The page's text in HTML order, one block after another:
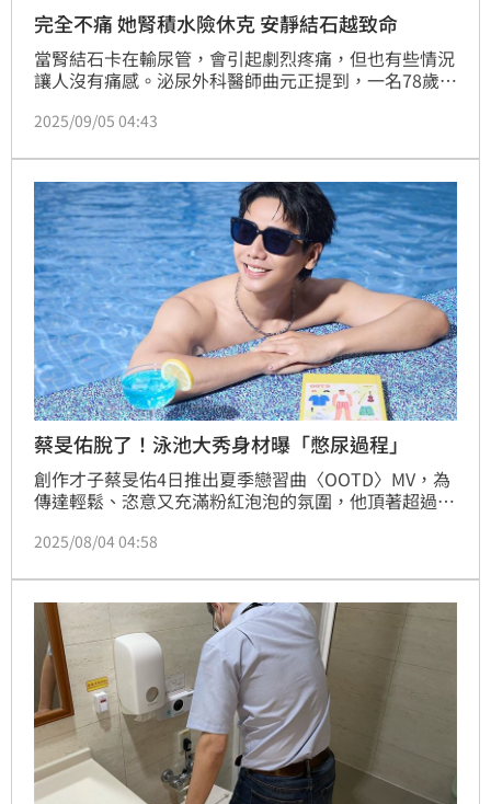
完全不痛 她腎積水險休克 安靜結石越致命
當腎結石卡在輸尿管，會引起劇烈疼痛，但也有些情況
讓人沒有痛感。泌尿外科醫師曲元正提到，一名78歲婦
低燒，而被緊急送醫，檢查發現右側腎臟嚴重積水，輸
把她從敗血性休克的邊緣救回來。
2025/09/05 04:43
蔡旻佑脫了！泳池大秀身材曝「憋尿過程」
創作才子蔡旻佑4日推出夏季戀習曲〈OOTD〉MV，為
傳達輕鬆、恣意又充滿粉紅泡泡的氛圍，他頂著超過38
從國外旅行回來，整個人曬到超黑，看著畫面裡的自
後置調色得多費心了。」
2025/08/04 04:58